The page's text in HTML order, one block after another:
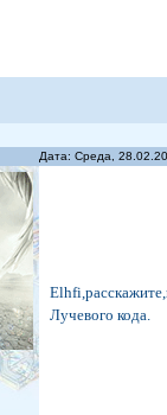
Дата: Среда,
Лучевого кода.